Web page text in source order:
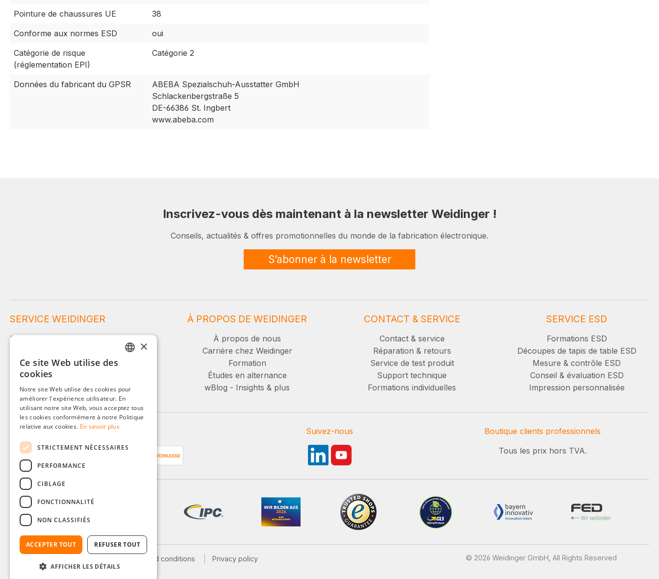
Pointure de chaussures UE
38
Conforme aux normes ESD
oui
Catégorie de risque
(réglementation EPI)
Catégorie 2
Données du fabricant du GPSR
ABEBA Spezialschuh-Ausstatter GmbH
Schlackenbergstraße 5
DE-66386 St. Ingbert
www.abeba.com
Inscrivez-vous dès maintenant à la newsletter Weidinger !
Conseils, actualités & offres promotionnelles du monde de la fabrication électronique.
S’abonner à la newsletter
SERVICE WEIDINGER
Service et conseil :
+49 (0)8142 / 4289 - 300
Lu-Ve, 08:00 - 16:00
Ou via notre formulaire de contact.
À PROPOS DE WEIDINGER
À propos de nous
Carrière chez Weidinger
Formation
Études en alternance
wBlog - Insights & plus
CONTACT & SERVICE
Contact & service
Réparation & retours
Service de test produit
Support technique
Formations individuelles
SERVICE ESD
Formations ESD
Découpes de tapis de table ESD
Mesure & contrôle ESD
Conseil & évaluation ESD
Impression personnalisée
Moyens de paiement Suivez-nous
Boutique clients professionnels
Tous les prix hors TVA.
General terms and conditions
Privacy policy
Shipping and payment
© 2026 Weidinger GmbH, All Rights Reserved
ITALIAN
POLISH
×
Ce site Web utilise des
cookies
Notre site Web utilise des cookies pour
améliorer l'expérience utilisateur. En
utilisant notre site Web, vous acceptez tous
les cookies conformément à notre Politique
relative aux cookies. En savoir plus
STRICTEMENT NÉCESSAIRES
PERFORMANCE
CIBLAGE
FONCTIONNALITÉ
NON CLASSIFIÉS
ACCEPTER TOUT REFUSER TOUT
AFFICHER LES DÉTAILS